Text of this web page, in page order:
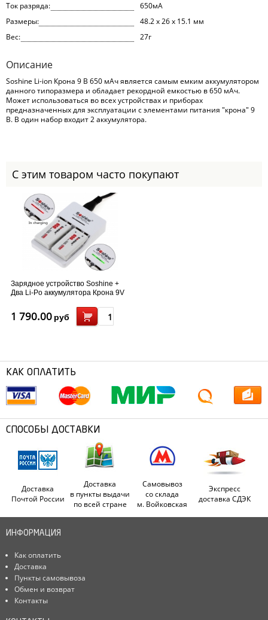
Ток разряда:
650мА
Размеры:
48.2 х 26 х 15.1 мм
Вес:
27г
Описание
Soshine Li-ion Крона 9 В 650 мАч является самым емким аккумулятором
данного типоразмера и обладает рекордной емкостью в 650 мАч.
Может использоваться во всех устройствах и приборах
предназначенных для эксплуатации с элементами питания "крона" 9
В. В один набор входит 2 аккумулятора.
С этим товаром часто покупают
Зарядное устройство Soshine +
Два Li-Po аккумулятора Крона 9V
1 790.00 руб
КАК ОПЛАТИТЬ
СПОСОБЫ ДОСТАВКИ
Доставка
Почтой России
Доставка
в пункты выдачи
по всей стране
Самовывоз
со склада
м. Войковская
Экспресс
доставка СДЭК
ИНФОРМАЦИЯ
Как оплатить
Доставка
Пункты самовывоза
Обмен и возврат
Контакты